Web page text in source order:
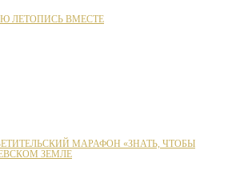
ЛЕТОПИСЬ ВМЕСТЕ
МАРАФОН «ЗНАТЬ, ЧТОБЫ
ЗЕМЛЕ